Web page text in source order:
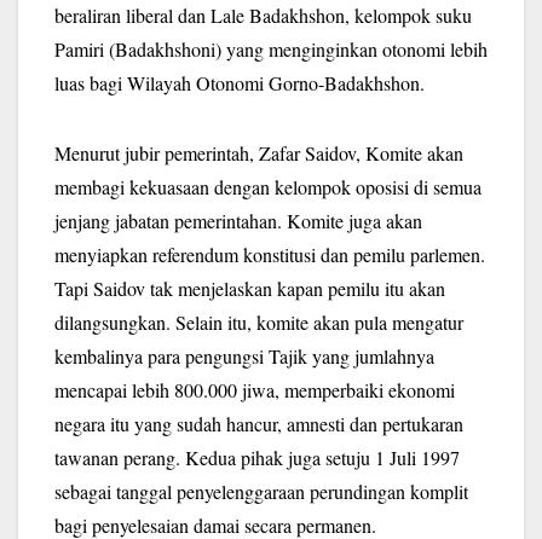
beraliran liberal dan Lale Badakhshon, kelompok suku
Pamiri (Badakhshoni) yang menginginkan otonomi lebih
luas bagi Wilayah Otonomi Gorno-Badakhshon.
Menurut jubir pemerintah, Zafar Saidov, Komite akan
membagi kekuasaan dengan kelompok oposisi di semua
jenjang jabatan pemerintahan. Komite juga akan
menyiapkan referendum konstitusi dan pemilu parlemen.
Tapi Saidov tak menjelaskan kapan pemilu itu akan
dilangsungkan. Selain itu, komite akan pula mengatur
kembalinya para pengungsi Tajik yang jumlahnya
mencapai lebih 800.000 jiwa, memperbaiki ekonomi
negara itu yang sudah hancur, amnesti dan pertukaran
tawanan perang. Kedua pihak juga setuju 1 Juli 1997
sebagai tanggal penyelenggaraan perundingan komplit
bagi penyelesaian damai secara permanen.